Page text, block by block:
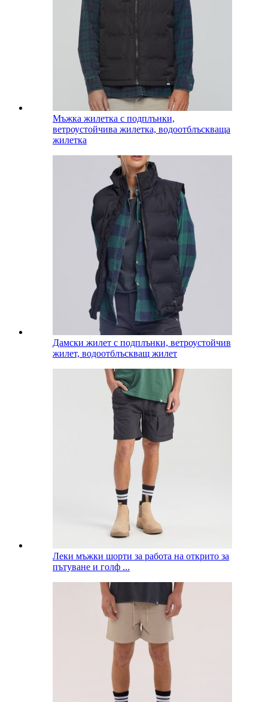
Мъжка жилетка с подплънки,
ветроустойчива жилетка, водоотблъскваща
жилетка
Дамски жилет с подплънки, ветроустойчив
жилет, водоотблъскващ жилет
Леки мъжки шорти за работа на открито за
пътуване и голф ...